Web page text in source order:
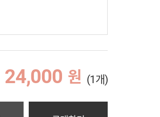
24,000 원 (1개)